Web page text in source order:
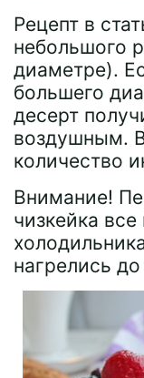
Рецепт в
небольшого
диаметре).
большего
десерт
воздушным.
количество
Внимание!
чизкейка
нагрелись